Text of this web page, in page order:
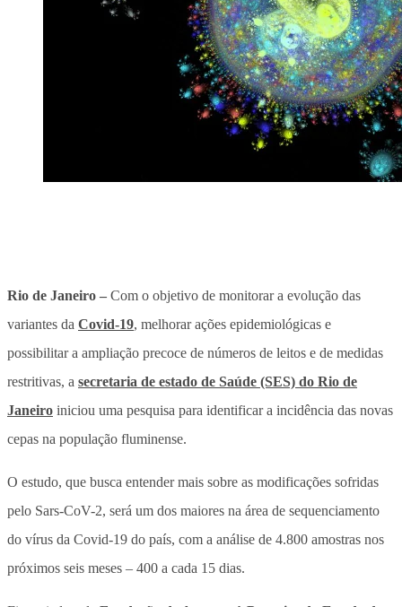
Rio de Janeiro – Com o objetivo de monitorar a evolução das
variantes da Covid-19, melhorar ações epidemiológicas e
possibilitar a ampliação precoce de números de leitos e de medidas
restritivas, a secretaria de estado de Saúde (SES) do Rio de
Janeiro iniciou uma pesquisa para identificar a incidência das novas
cepas na população fluminense.
O estudo, que busca entender mais sobre as modificações sofridas
pelo Sars-CoV-2, será um dos maiores na área de sequenciamento
do vírus da Covid-19 do país, com a análise de 4.800 amostras nos
próximos seis meses – 400 a cada 15 dias.